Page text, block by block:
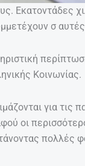
Εκατοντάδες
σ
Κοινωνίας.
για τις
οι
πολλές